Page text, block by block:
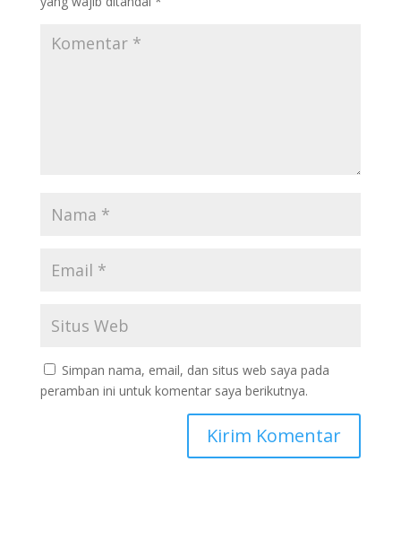
Simpan nama, email, dan situs web saya pada
peramban ini untuk komentar saya berikutnya.